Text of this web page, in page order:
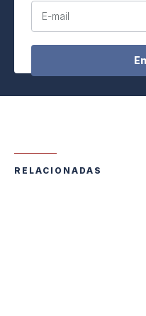
E-mail
RELACIONADAS